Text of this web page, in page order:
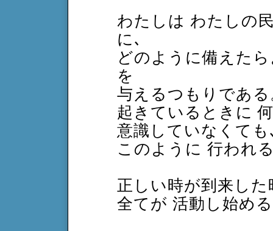
わたしは わたしの
に､
どのように備えた
を
与えるつもりである
起きているときに
意識していなくて
このように 行われ
正しい時が到来し
全てが 活動し始め